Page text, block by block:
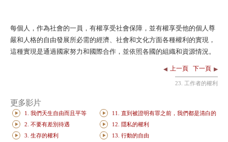
每個人，作為社會的一員，有權享受社會保障，並有權享受他的個人尊
嚴和人格的自由發展所必需的經濟、社會和文化方面各種權利的實現，
這種實現是通過國家努力和國際合作，並依照各國的組織和資源情況。
上一頁 下一頁
23. 工作者的權利
更多影片
1. 我們天生自由而且平等
2. 不要有差別待遇
3. 生存的權利
11. 直到被證明有罪之前，我們都是清白的
12. 隱私的權利
13. 行動的自由